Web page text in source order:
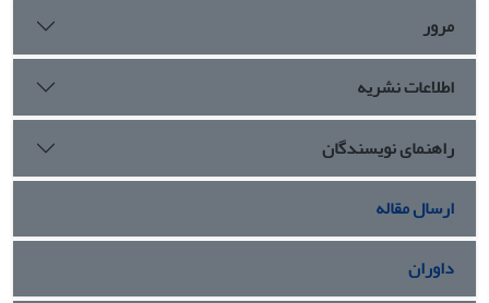
مرور
اطلاعات نشریه
راهنمای نویسندگان
ارسال مقاله
داوران